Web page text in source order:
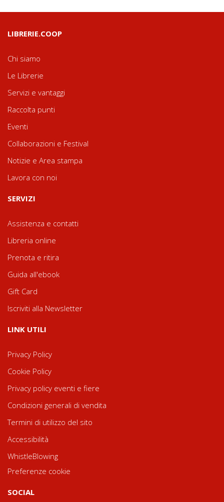
LIBRERIE.COOP
Chi siamo
Le Librerie
Servizi e vantaggi
Raccolta punti
Eventi
Collaborazioni e Festival
Notizie e Area stampa
Lavora con noi
SERVIZI
Assistenza e contatti
Libreria online
Prenota e ritira
Guida all'ebook
Gift Card
Iscriviti alla Newsletter
LINK UTILI
Privacy Policy
Cookie Policy
Privacy policy eventi e fiere
Condizioni generali di vendita
Termini di utilizzo del sito
Accessibilità
WhistleBlowing
Preferenze cookie
SOCIAL